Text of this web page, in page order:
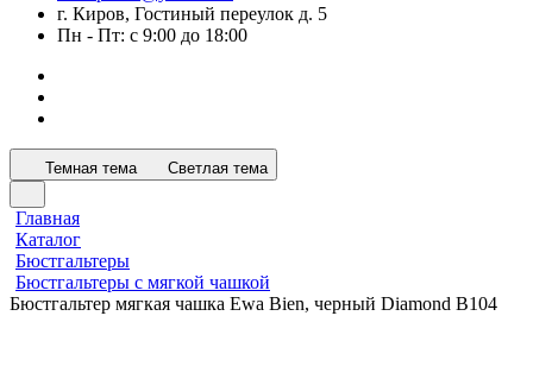
г. Киров, Гостиный переулок д. 5
Пн - Пт: с 9:00 до 18:00
Темная тема Светлая тема
Главная
Каталог
Бюстгальтеры
Бюстгальтеры с мягкой чашкой
Бюстгальтер мягкая чашка Ewa Bien, черный Diamond B104